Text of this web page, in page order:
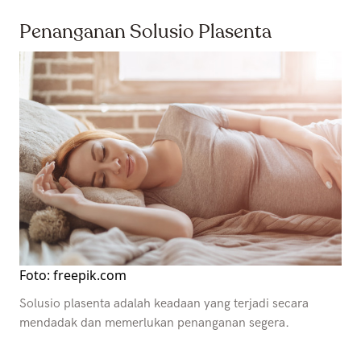
Penanganan Solusio Plasenta
Foto: freepik.com
Solusio plasenta adalah keadaan yang terjadi secara
mendadak dan memerlukan penanganan segera.